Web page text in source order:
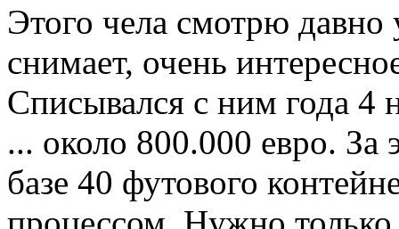
Этого чела смотрю
снимает, очень
Списывался с ним года 4
... около 800.000 евро. За
базе 40 футового